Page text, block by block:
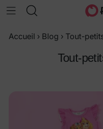
Accueil › Blog › Tout-
Tout-